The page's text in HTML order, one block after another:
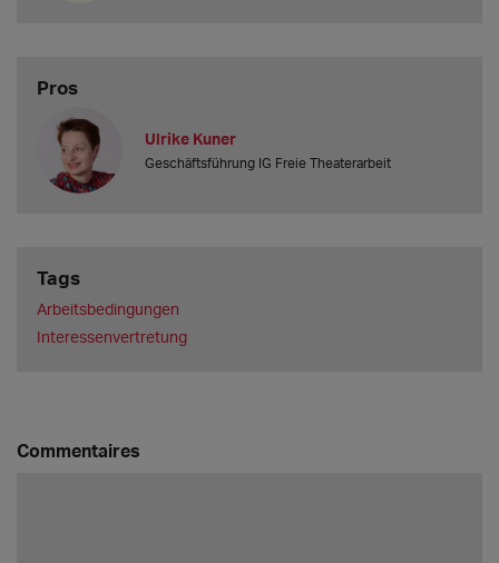
Pros
Ulrike Kuner
Geschäftsführung IG Freie Theaterarbeit
Tags
Arbeitsbedingungen
Interessenvertretung
Commentaires